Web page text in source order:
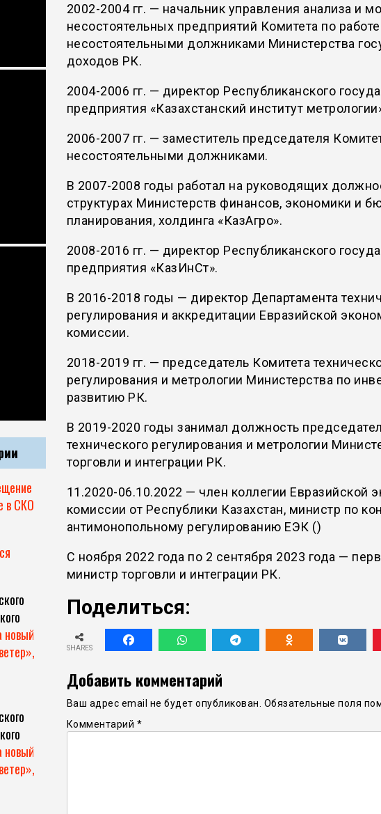
2002-2004 гг. — начальник управления анализа и
несостоятельных предприятий Комитета по
несостоятельными должниками Министерства
доходов РК.
2004-2006 гг. — директор Республиканского
предприятия «Казахстанский институт
2006-2007 гг. — заместитель председателя
несостоятельными должниками.
В 2007-2008 годы работал на руководящих
структурах Министерств финансов, экономики и
планирования, холдинга «КазАгро».
2008-2016 гг. — директор Республиканского
предприятия «КазИнСт».
В 2016-2018 годы — директор Департамента
регулирования и аккредитации Евразийской
комиссии.
2018-2019 гг. — председатель Комитета
регулирования и метрологии Министерства по
развитию РК.
В 2019-2020 годы занимал должность
технического регулирования и метрологии
торговли и интеграции РК.
11.2020-06.10.2022 — член коллегии Евразийской
комиссии от Республики Казахстан, министр по
антимонопольному регулированию ЕЭК ()
С ноября 2022 года по 2 сентября 2023 года —
министр торговли и интеграции РК.
Поделиться:
SHARES
Добавить комментарий
Ваш адрес email не будет опубликован. Обязательные поля
Комментарий *
в СКО
новый
новый